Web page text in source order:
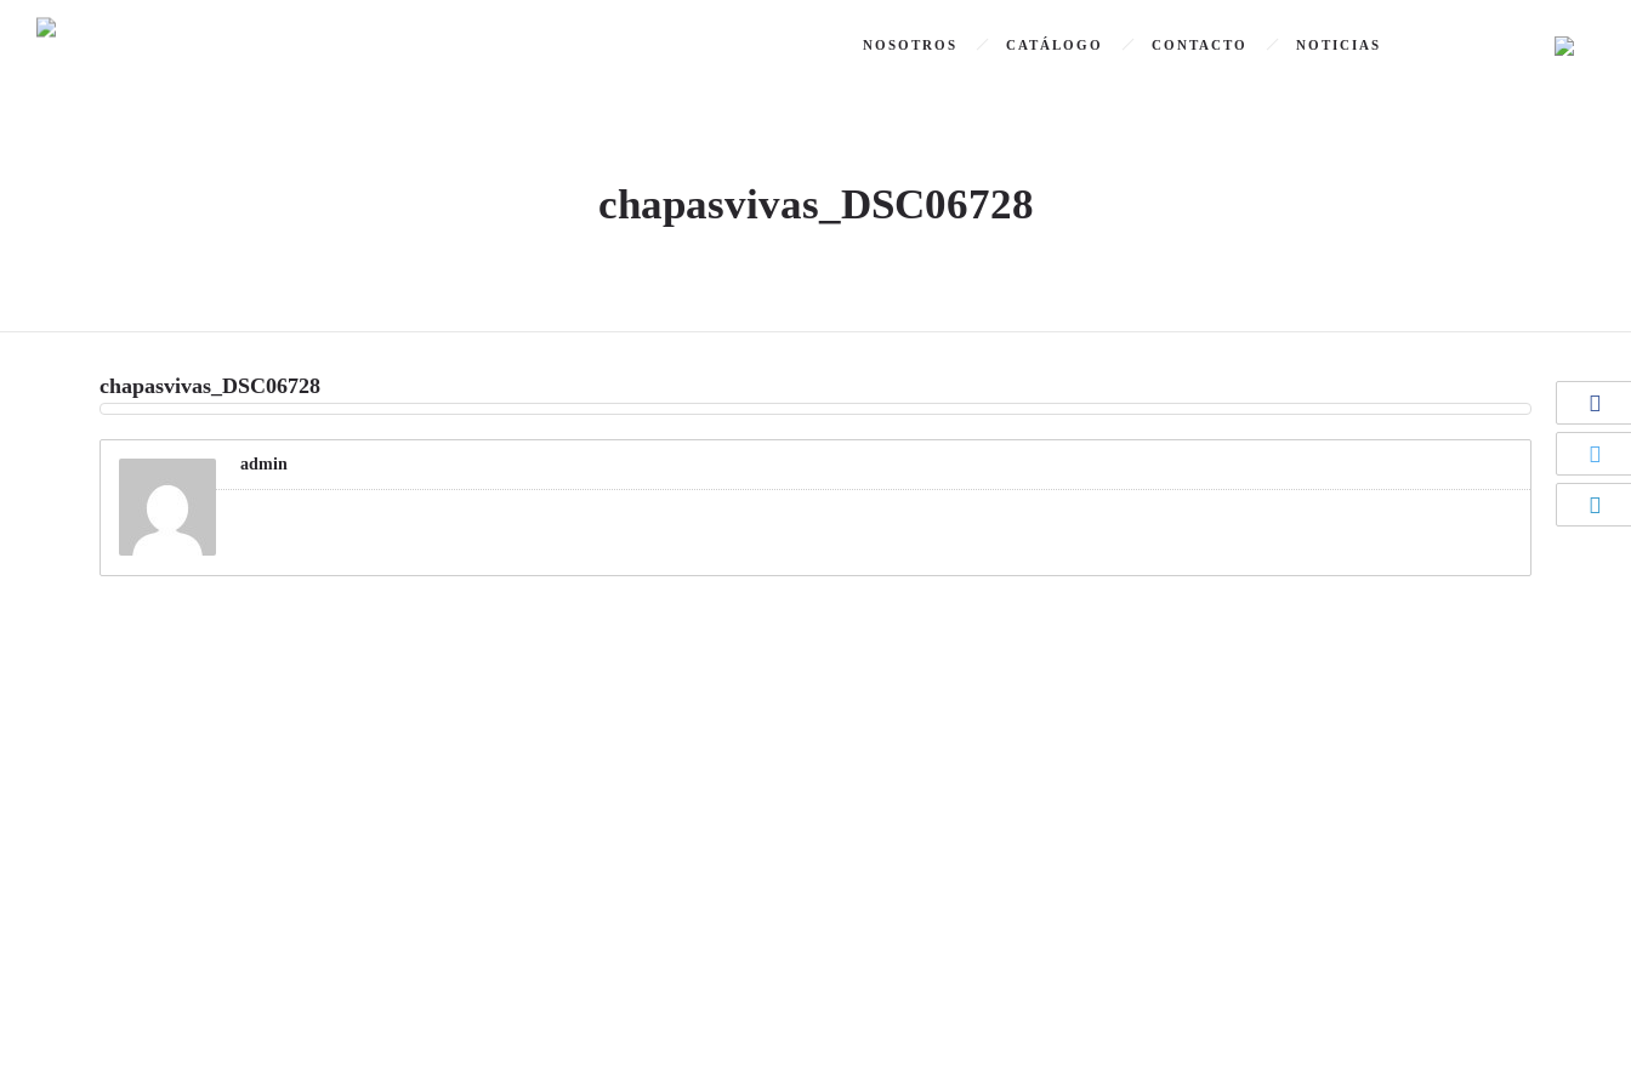
NOSOTROS CATÁLOGO CONTACTO NOTICIAS
chapasvivas_DSC06728
chapasvivas_DSC06728
admin